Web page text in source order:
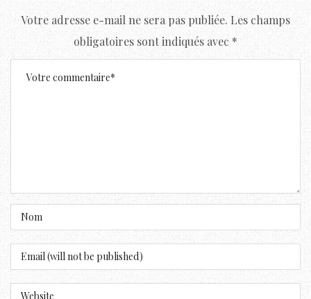
Votre adresse e-mail ne sera pas publiée. Les champs
obligatoires sont indiqués avec*